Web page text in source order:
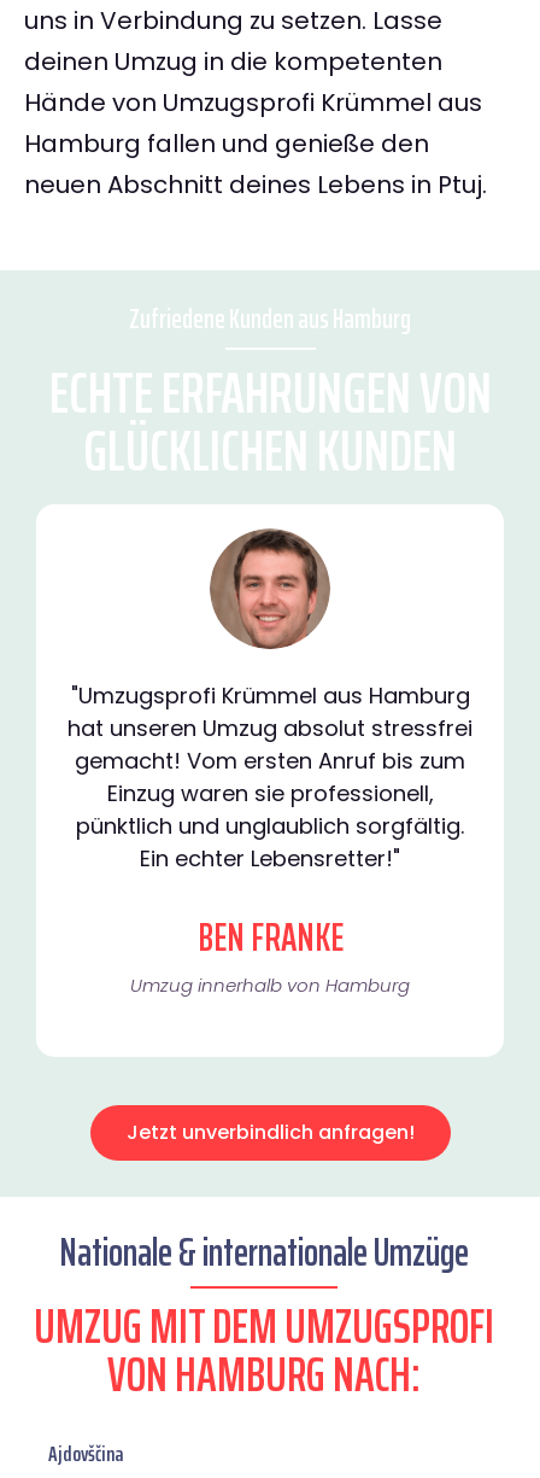
uns in Verbindung zu setzen. Lasse
deinen Umzug in die kompetenten
Hände von Umzugsprofi Krümmel aus
Hamburg fallen und genieße den
neuen Abschnitt deines Lebens in Ptuj.
Zufriedene Kunden aus Hamburg
ECHTE ERFAHRUNGEN VON
GLÜCKLICHEN KUNDEN
"Umzugsprofi Krümmel aus Hamburg
hat unseren Umzug absolut stressfrei
gemacht! Vom ersten Anruf bis zum
Einzug waren sie professionell,
pünktlich und unglaublich sorgfältig.
Ein echter Lebensretter!"
BEN FRANKE
Umzug innerhalb von Hamburg​
Jetzt unverbindlich anfragen!
Nationale & internationale Umzüge
UMZUG MIT DEM UMZUGSPROFI
VON HAMBURG NACH:
Ajdovščina